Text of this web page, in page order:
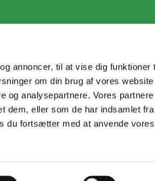
annoncer, til at vise dig funktioner
om din brug af vores
og analysepartnere. Vores
dem, eller som de har indsamlet
du fortsætter med at anvende
• Cookiedeklaration•